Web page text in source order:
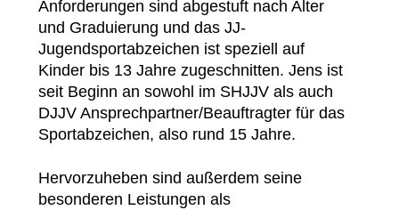
Anforderungen sind abgestuft nach Alter
und Graduierung und das JJ-
Jugendsportabzeichen ist speziell auf
Kinder bis 13 Jahre zugeschnitten. Jens ist
seit Beginn an sowohl im SHJJV als auch
DJJV Ansprechpartner/Beauftragter für das
Sportabzeichen, also rund 15 Jahre.
Hervorzuheben sind außerdem seine
besonderen Leistungen als